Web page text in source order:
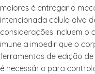
maiores é entregar o
intencionada célula alvo
considerações incluem o
imune a impedir que o
ferramentas de edição de
é necessário para